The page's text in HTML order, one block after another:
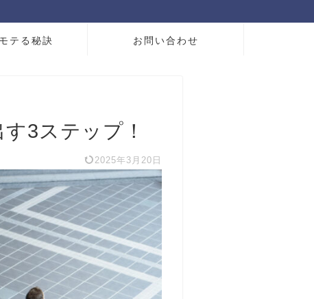
テる秘訣 お問い合わせ
3ステップ！
2025年3月20日